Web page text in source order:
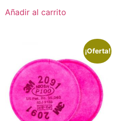
Añadir al carrito
¡Oferta!